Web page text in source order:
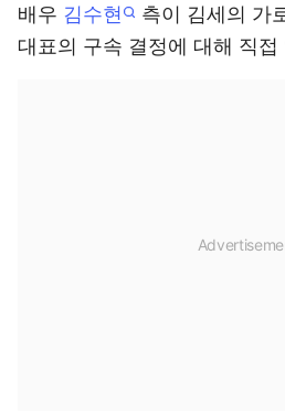
배우 김수현
측이 김세의 가
대표의 구속 결정에 대해 직접